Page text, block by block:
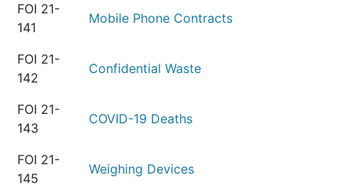
FOI 21-
141
Mobile Phone Contracts
FOI 21-
142
Confidential Waste
FOI 21-
143
COVID-19 Deaths
FOI 21-
145
Weighing Devices